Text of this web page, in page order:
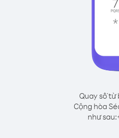
Quay số từ
Cộng hòa
như sau: